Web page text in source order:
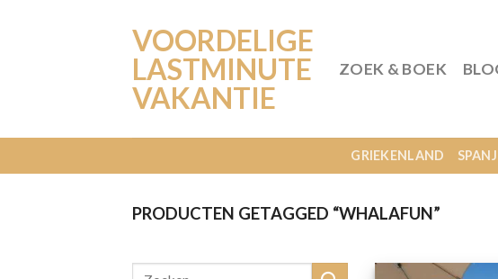
VOORDELIGE
LASTMINUTE
VAKANTIE
ZOEK & BOEK
GRIEKENLAND
PRODUCTEN GETAGGED “WHALAFUN”